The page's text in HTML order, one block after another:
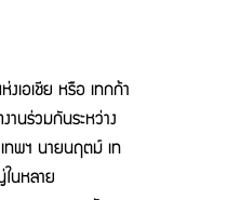
อเชีย หรือ เทกก้า
านร่วมกันระหว่าง
ทพฯ นายนฤตม์ เท
ในหลาย